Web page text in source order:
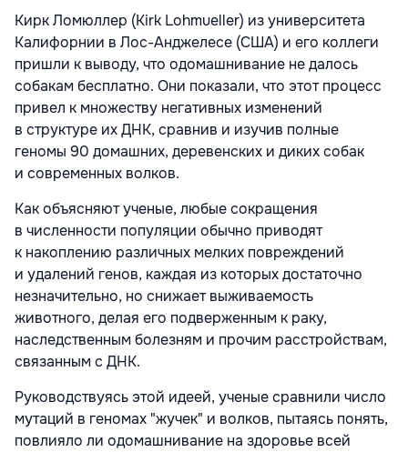
Кирк Ломюллер (Kirk Lohmueller) из университета
Калифорнии в Лос-Анджелесе (США) и его коллеги
пришли к выводу, что одомашнивание не далось
собакам бесплатно. Они показали, что этот процесс
привел к множеству негативных изменений
в структуре их ДНК, сравнив и изучив полные
геномы 90 домашних, деревенских и диких собак
и современных волков.
Как объясняют ученые, любые сокращения
в численности популяции обычно приводят
к накоплению различных мелких повреждений
и удалений генов, каждая из которых достаточно
незначительно, но снижает выживаемость
животного, делая его подверженным к раку,
наследственным болезням и прочим расстройствам,
связанным с ДНК.
Руководствуясь этой идеей, ученые сравнили число
мутаций в геномах "жучек" и волков, пытаясь понять,
повлияло ли одомашнивание на здоровье всей